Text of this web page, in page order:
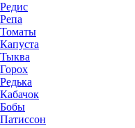
Редис
Репа
Томаты
Капуста
Тыква
Горох
Редька
Кабачок
Бобы
Патиссон